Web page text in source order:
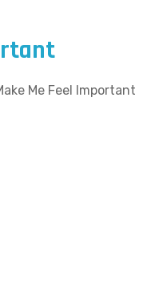
Me Feel Important